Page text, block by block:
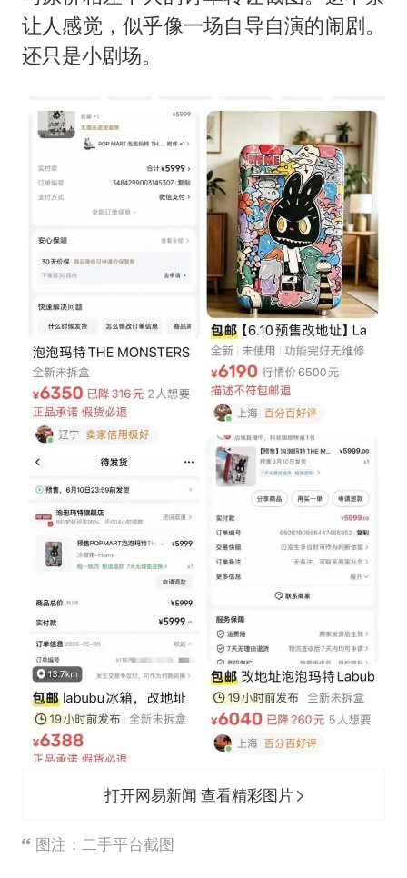
让人感觉，似乎像一场自导自演的闹剧。
还只是小剧场。
打开网易新闻 查看精彩图片
图注：二手平台截图